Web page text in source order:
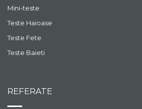
Mini-teste
Teste Haioase
Teste Fete
Teste Baieti
REFERATE